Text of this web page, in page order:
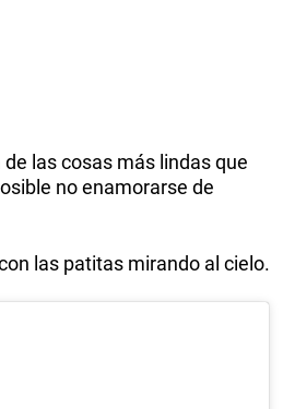
las cosas más lindas que
no enamorarse de
las patitas mirando al cielo.